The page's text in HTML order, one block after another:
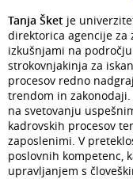
Tanja Šket je
direktorica agencije za
izkušnjami na
strokovnjakinja za
procesov redno
trendom in
na svetovanju
kadrovskih procesov
zaposlenimi. V
poslovnih kompetenc,
upravljanjem s